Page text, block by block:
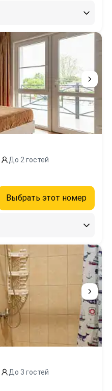
До 2 гостей
Выбрать этот номер
До 3 гостей